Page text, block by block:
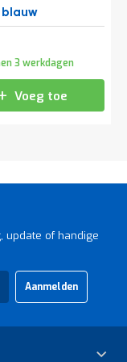
blauw
3 werkdagen
Voeg toe
update of handige
Aanmelden